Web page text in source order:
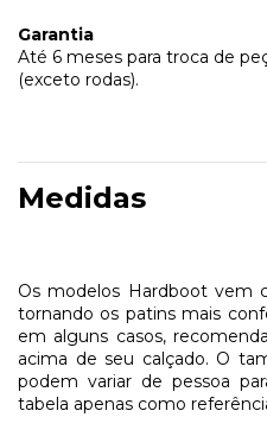
Garantia
Até 6 meses para troca de
(exceto rodas).
Medidas
Os modelos Hardboot vem
tornando os patins mais
em alguns casos,
acima de seu calçado. O
podem variar de pessoa
tabela apenas como